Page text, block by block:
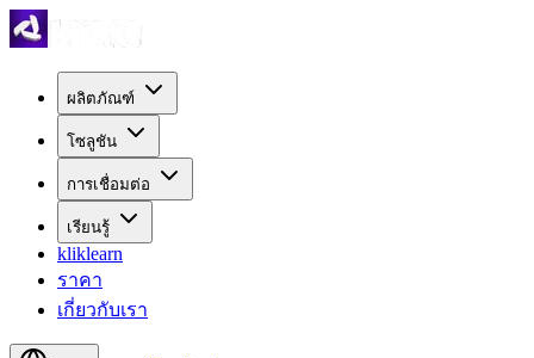
ผลิตภัณฑ์
โซลูชัน
การเชื่อมต่อ
เรียนรู้
kliklearn
ราคา
เกี่ยวกับเรา